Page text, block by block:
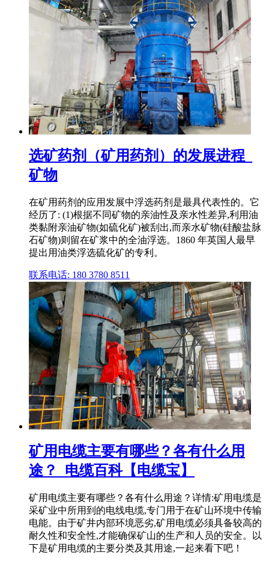
选矿药剂（矿用药剂）的发展进程_
矿物
在矿用药剂的应用发展中浮选药剂是最具代表性的。它
经历了: (1)根据不同矿物的亲油性及亲水性差异,利用油
类黏附亲油矿物(如硫化矿)被刮出,而亲水矿物(硅酸盐脉
石矿物)则留在矿浆中的全油浮选。1860 年英国人最早
提出用油类浮选硫化矿的专利。
联系电话: 180 3780 8511
矿用电缆主要有哪些？各有什么用
途？_电缆百科【电缆宝】
矿用电缆主要有哪些？各有什么用途？详情:矿用电缆是
采矿业中所用到的电线电缆,专门用于在矿山环境中传输
电能。由于矿井内部环境恶劣,矿用电缆必须具备较高的
耐久性和安全性,才能确保矿山的生产和人员的安全。以
下是矿用电缆的主要分类及其用途,一起来看下吧！